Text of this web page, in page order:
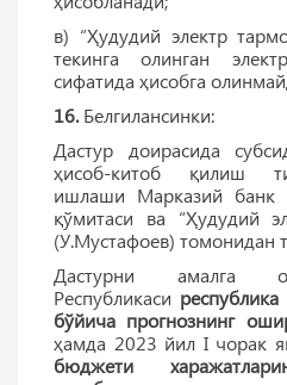
в) “Ҳудудий электр
текинга олинган
сифатида ҳисобга
16.Белгилансинки:
Дастур доирасида
ҳисоб-китоб қилиш
ишлаши Марказий банк
қўмитаси ва “Ҳудудий
(У.Мустафоев) томонидан
Дастурни амалга
Республикаси
бўйича прогнознинг
ҳамда 2023 йил I чорак
бюджети